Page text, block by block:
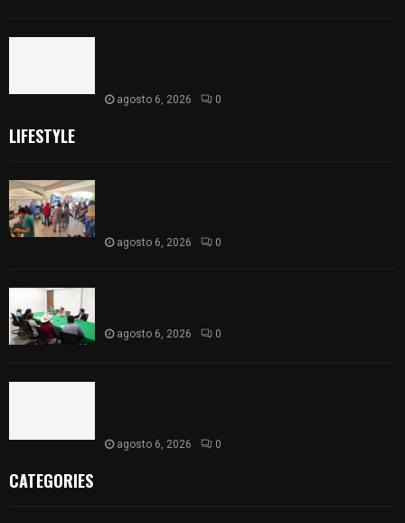
agosto 6, 2026 0
LIFESTYLE
agosto 6, 2026 0
agosto 6, 2026 0
agosto 6, 2026 0
CATEGORIES